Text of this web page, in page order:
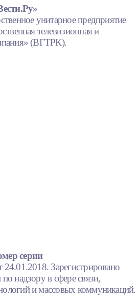
унитарное предприятие
телевизионная и
(ВГТРК).
серии
Зарегистрировано
надзору в сфере связи,
и массовых коммуникаций.